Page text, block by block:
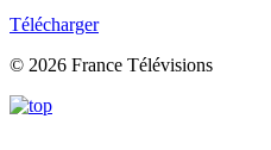
Télécharger
© 2026 France Télévisions